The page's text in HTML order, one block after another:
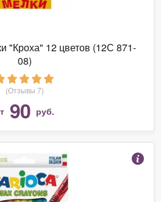
"Кроха" 12 цветов (12С 871-
08)
(Отзывы 7)
90 руб.